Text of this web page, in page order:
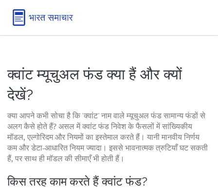
क्वांट म्यूचुअल फंड क्या हैं और क्यों
देखें?
क्या आपने कभी सोचा है कि 'क्वांट' नाम वाले म्यूचुअल फंड सामान्य फंडों से
अलग कैसे होते हैं? असल में क्वांट फंड निवेश के फैसलों में सांख्यिकीय
मॉडल, एल्गोरिदम और नियमों का इस्तेमाल करते हैं। यानी मानवीय निर्णय
कम और डेटा‑आधारित नियम ज्यादा। इससे भावनात्मक त्रुटियाँ घट सकती
हैं, पर साथ ही मॉडल की सीमाएँ भी होती हैं।
किस तरह काम करते हैं क्वांट फंड?